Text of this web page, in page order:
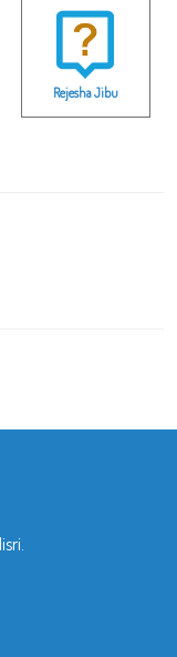
Rejesha Jibu